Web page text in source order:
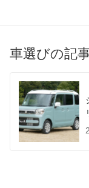
60km定地 -
装備オプション
車選びの記